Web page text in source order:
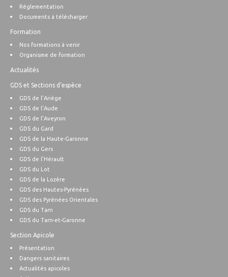
Réglementation
Documents à télécharger
Formation
Nos formations à venir
Organisme de formation
Actualités
GDS et Sections d’espèce
GDS de l’Ariège
GDS de l’Aude
GDS de l’Aveyron
GDS du Gard
GDS de la Haute-Garonne
GDS du Gers
GDS de l’Hérault
GDS du Lot
GDS de la Lozère
GDS des Hautes-Pyrénées
GDS des Pyrénées Orientales
GDS du Tarn
GDS du Tarn-et-Garonne
Section Apicole
Présentation
Dangers sanitaires
Actualités apicoles